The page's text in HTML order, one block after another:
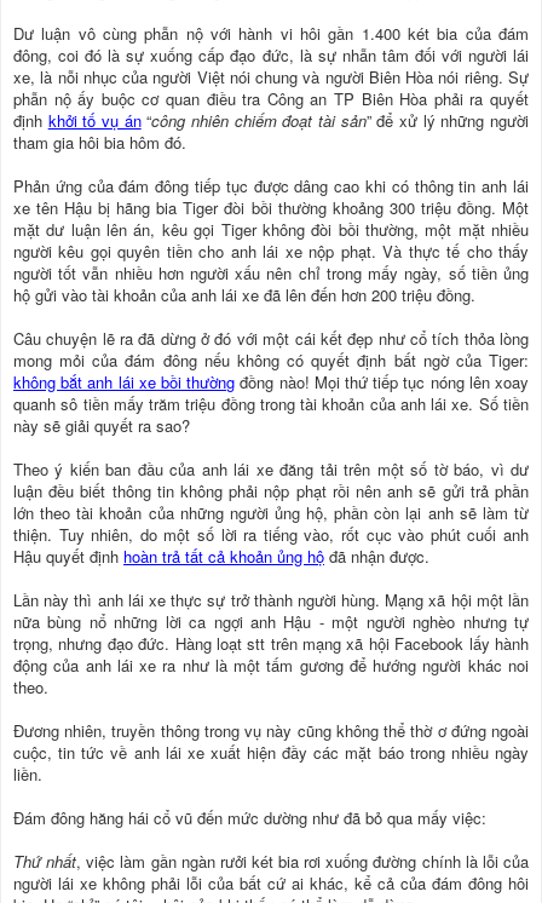
Dư luận vô cùng phẫn nộ với hành vi hôi gần 1.400 két bia của đám
đông, coi đó là sự xuống cấp đạo đức, là sự nhẫn tâm đối với người lái
xe, là nỗi nhục của người Việt nói chung và người Biên Hòa nói riêng. Sự
phẫn nộ ấy buộc cơ quan điều tra Công an TP Biên Hòa phải ra quyết
định khởi tố vụ án“công nhiên chiếm đoạt tài sản” để xử lý những người
tham gia hôi bia hôm đó.
Phản ứng của đám đông tiếp tục được dâng cao khi có thông tin anh lái
xe tên Hậu bị hãng bia Tiger đòi bồi thường khoảng 300 triệu đồng. Một
mặt dư luận lên án, kêu gọi Tiger không đòi bồi thường, một mặt nhiều
người kêu gọi quyên tiền cho anh lái xe nộp phạt. Và thực tế cho thấy
người tốt vẫn nhiều hơn người xấu nên chỉ trong mấy ngày, số tiền ủng
hộ gửi vào tài khoản của anh lái xe đã lên đến hơn 200 triệu đồng.
Câu chuyện lẽ ra đã dừng ở đó với một cái kết đẹp như cổ tích thỏa lòng
mong mỏi của đám đông nếu không có quyết định bất ngờ của Tiger:
không bắt anh lái xe bồi thường đồng nào! Mọi thứ tiếp tục nóng lên xoay
quanh sô tiền mấy trăm triệu đồng trong tài khoản của anh lái xe. Số tiền
này sẽ giải quyết ra sao?
Theo ý kiến ban đầu của anh lái xe đăng tải trên một số tờ báo, vì dư
luận đều biết thông tin không phải nộp phạt rồi nên anh sẽ gửi trả phần
lớn theo tài khoản của những người ủng hộ, phần còn lại anh sẽ làm từ
thiện. Tuy nhiên, do một số lời ra tiếng vào, rốt cục vào phút cuối anh
Hậu quyết định hoàn trả tất cả khoản ủng hộ đã nhận được.
Lần này thì anh lái xe thực sự trở thành người hùng. Mạng xã hội một lần
nữa bùng nổ những lời ca ngợi anh Hậu - một người nghèo nhưng tự
trọng, nhưng đạo đức. Hàng loạt stt trên mạng xã hội Facebook lấy hành
động của anh lái xe ra như là một tấm gương để hướng người khác noi
theo.
Đương nhiên, truyền thông trong vụ này cũng không thể thờ ơ đứng ngoài
cuộc, tin tức về anh lái xe xuất hiện đầy các mặt báo trong nhiều ngày
liền.
Đám đông hăng hái cổ vũ đến mức dường như đã bỏ qua mấy việc:
Thứ nhất, việc làm gần ngàn rưởi két bia rơi xuống đường chính là lỗi của
người lái xe không phải lỗi của bất cứ ai khác, kể cả của đám đông hôi